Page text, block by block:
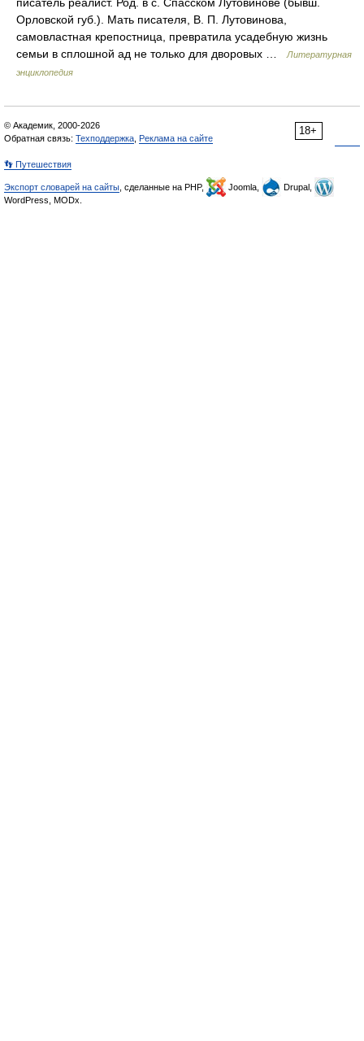
Орловской губ.). Мать писателя, В. П. Лутовинова,
самовластная крепостница, превратила усадебную жизнь
семьи в сплошной ад не только для дворовых …
Литературная
энциклопедия
18+
© Академик, 2000-2026
Обратная связь: Техподдержка Реклама на сайте
👣 Путешествия
Экспорт словарей на сайты , сделанные на PHP, Joomla,
Drupal,
WordPress, MODx.